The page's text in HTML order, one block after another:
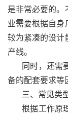
是非常必要的。
业需要根据自身
较为紧凑的设计
产线。
同时，还需
备的配套要求等
三、常见类
根据工作原